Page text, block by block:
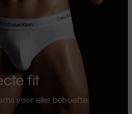
fit
voor elke behoefte.